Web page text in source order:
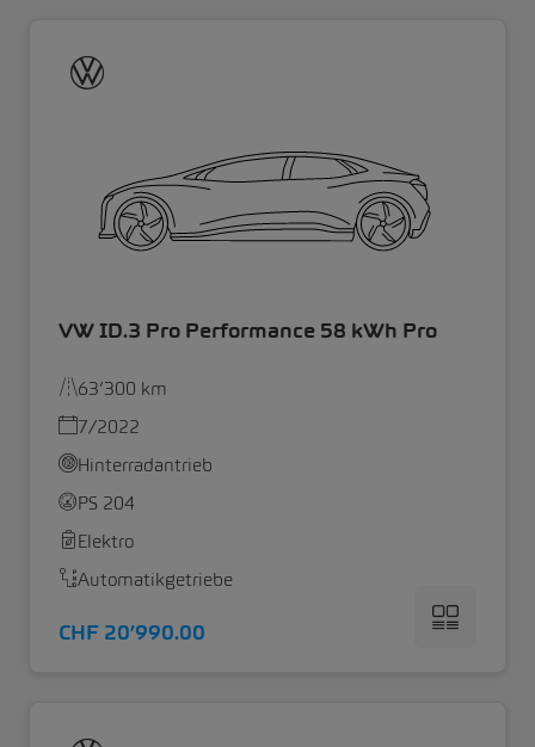
VW ID.3 Pro Performance 58 kWh Pro
63’300 km
7/2022
Hinterradantrieb
PS 204
Elektro
Automatikgetriebe
CHF 20’990.00